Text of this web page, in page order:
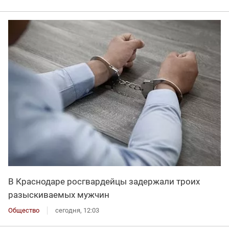
В Краснодаре росгвардейцы задержали троих
разыскиваемых мужчин
Общество сегодня, 12:03